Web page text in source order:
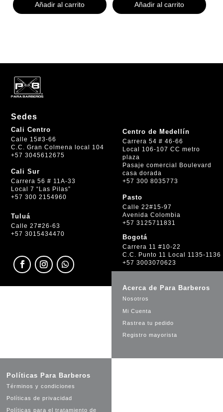
Añadir al carrito Añadir al carrito
Sedes
Cali Centro
Calle 15#3-66
C.C. Gran Colmena local 104
+57 3045612675
Cali Sur
Carrera 56 # 11A-33
Local 7 “Las Pilas”
+57 300 2154960
Tuluá
Calle 27#26-63
+57 3015434470
Centro de Medellín
Carrera 54 # 46-66
Local 106-107 CC metro
plaza
Pasaje comercial Boulevard
casa dorada
+57 300 8035773
Pasto
Calle 22#15-97
Avenida Colombia
+57 3125711831
Bogotá
Carrera 11 #10-22
C.C. Punto 11 Local 1135-1136
+57 3003070623
Acerca de Para Barberos
Nosotros
Mi Cuenta
Rastrea tu pedido
Registro mayorista
Políticas Para Barberos
Términos y condiciones
Políticas de privacidad
Políticas para el tratamiento de